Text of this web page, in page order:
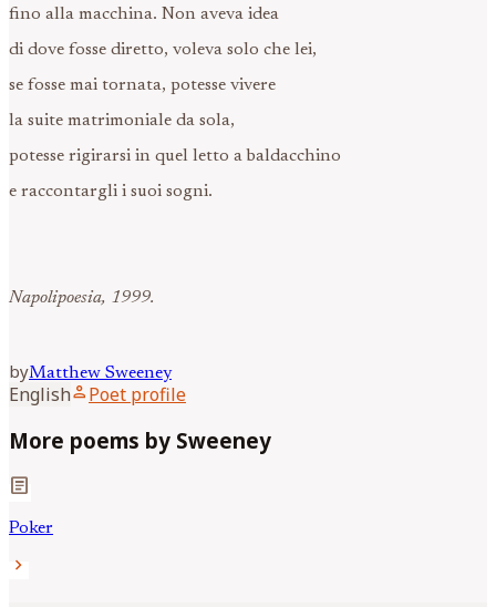
fino alla macchina. Non aveva idea
di dove fosse diretto, voleva solo che lei,
se fosse mai tornata, potesse vivere
la suite matrimoniale da sola,
potesse rigirarsi in quel letto a baldacchino
e raccontargli i suoi sogni.
Napolipoesia, 1999.
byMatthew Sweeney
Englishperson Poet profile
More poems by Sweeney
article
Poker
chevron_right